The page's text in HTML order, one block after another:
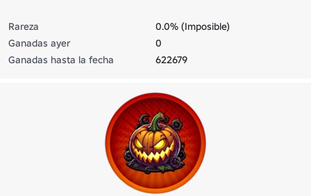
Rareza
0.0% (Imposible)
Ganadas ayer
0
Ganadas hasta la fecha
622679